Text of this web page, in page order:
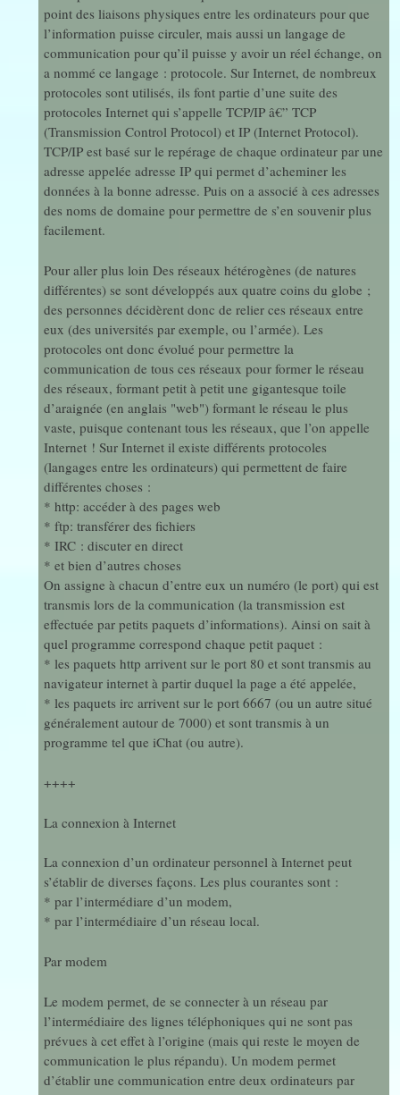
point des liaisons physiques entre les ordinateurs pour que
l’information puisse circuler, mais aussi un langage de
communication pour qu’il puisse y avoir un réel échange, on
a nommé ce langage : protocole. Sur Internet, de nombreux
protocoles sont utilisés, ils font partie d’une suite des
protocoles Internet qui s’appelle TCP/IP â€” TCP
(Transmission Control Protocol) et IP (Internet Protocol).
TCP/IP est basé sur le repérage de chaque ordinateur par une
adresse appelée adresse IP qui permet d’acheminer les
données à la bonne adresse. Puis on a associé à ces adresses
des noms de domaine pour permettre de s’en souvenir plus
facilement.
Pour aller plus loin Des réseaux hétérogènes (de natures
différentes) se sont développés aux quatre coins du globe ;
des personnes décidèrent donc de relier ces réseaux entre
eux (des universités par exemple, ou l’armée). Les
protocoles ont donc évolué pour permettre la
communication de tous ces réseaux pour former le réseau
des réseaux, formant petit à petit une gigantesque toile
d’araignée (en anglais "web") formant le réseau le plus
vaste, puisque contenant tous les réseaux, que l’on appelle
Internet ! Sur Internet il existe différents protocoles
(langages entre les ordinateurs) qui permettent de faire
différentes choses :
* http: accéder à des pages web
* ftp: transférer des fichiers
* IRC : discuter en direct
* et bien d’autres choses
On assigne à chacun d’entre eux un numéro (le port) qui est
transmis lors de la communication (la transmission est
effectuée par petits paquets d’informations). Ainsi on sait à
quel programme correspond chaque petit paquet :
* les paquets http arrivent sur le port 80 et sont transmis au
navigateur internet à partir duquel la page a été appelée,
* les paquets irc arrivent sur le port 6667 (ou un autre situé
généralement autour de 7000) et sont transmis à un
programme tel que iChat (ou autre).
++++
La connexion à Internet
La connexion d’un ordinateur personnel à Internet peut
s’établir de diverses façons. Les plus courantes sont :
* par l’intermédiare d’un modem,
* par l’intermédiaire d’un réseau local.
Par modem
Le modem permet, de se connecter à un réseau par
l’intermédiaire des lignes téléphoniques qui ne sont pas
prévues à cet effet à l’origine (mais qui reste le moyen de
communication le plus répandu). Un modem permet
d’établir une communication entre deux ordinateurs par